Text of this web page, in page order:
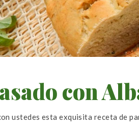
con
ustedes esta exquisita receta de